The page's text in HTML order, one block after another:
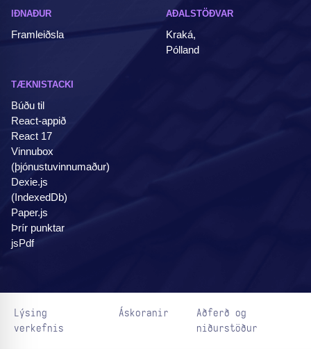
IÐNAÐUR
Framleiðsla
AÐALSTÖÐVAR
Kraká,
Pólland
TÆKNISTACKI
Búðu til
React-appið
React 17
Vinnubox
(þjónustuvinnumaður)
Dexie.js
(IndexedDb)
Paper.js
Þrír punktar
jsPdf
Lýsing
verkefnis
Áskoranir
Aðferð og
niðurstöður